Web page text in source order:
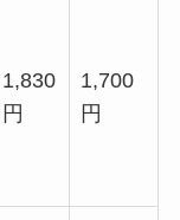
1,830
円
1,700
円